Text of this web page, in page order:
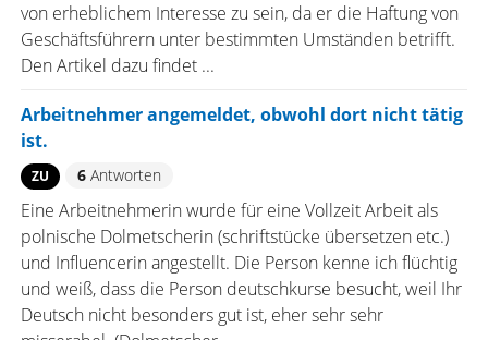
von erheblichem Interesse zu sein, da er die Haftung von
Geschäftsführern unter bestimmten Umständen betrifft.
Den Artikel dazu findet ...
Arbeitnehmer angemeldet, obwohl dort nicht tätig
ist.
ZU 6Antworten
Eine Arbeitnehmerin wurde für eine Vollzeit Arbeit als
polnische Dolmetscherin (schriftstücke übersetzen etc.)
und Influencerin angestellt. Die Person kenne ich flüchtig
und weiß, dass die Person deutschkurse besucht, weil Ihr
Deutsch nicht besonders gut ist, eher sehr sehr